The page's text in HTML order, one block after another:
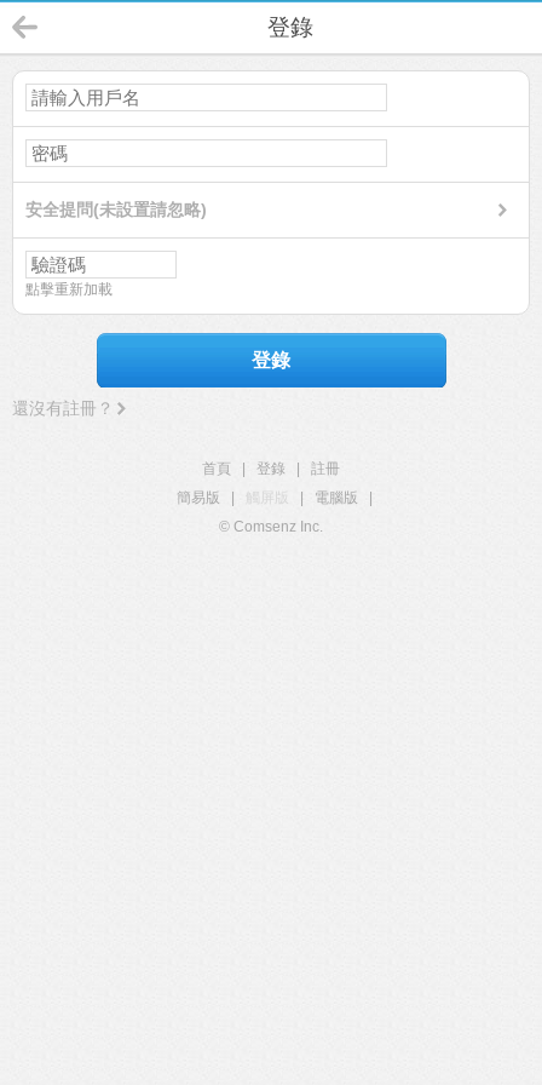
登錄
安全提問(未設置請忽略)
點擊重新加載
登錄
還沒有註冊？
首頁 登錄
註冊
簡易版
觸屏版 電腦版
© Comsenz Inc.